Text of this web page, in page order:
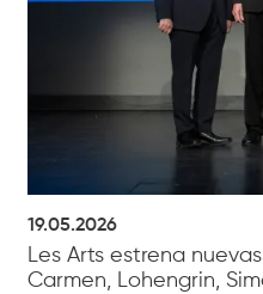
19.05.2026
Les Arts estrena
Carmen, Lohengrin,